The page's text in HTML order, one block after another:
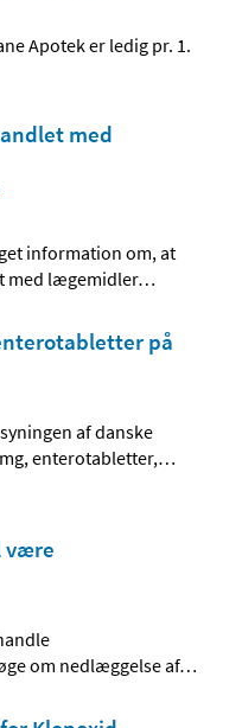
Apotek er ledig pr. 1.
med
information om, at
med lægemidler…
på
af danske
enterotabletter,…
være
om nedlæggelse af…